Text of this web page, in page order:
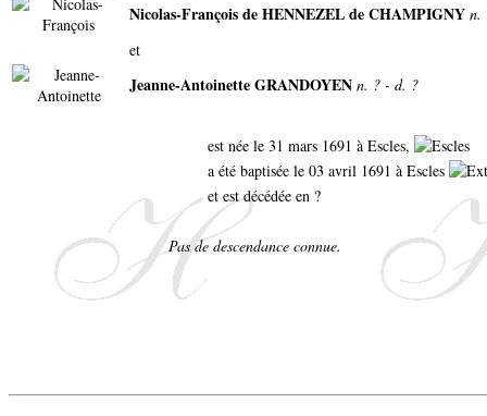
Nicolas-François de HENNEZEL de CHAMPIGNY n.
et
Jeanne-Antoinette GRANDOYEN n. ? - d. ?
est née le 31 mars 1691 à Escles,
a été baptisée le 03 avril 1691 à Escles
et est décédée en ?
Pas de descendance connue.